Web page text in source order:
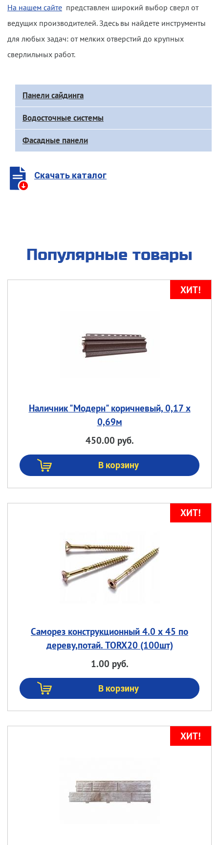
На нашем сайте представлен широкий выбор сверл от
ведущих производителей. Здесь вы найдете инструменты
для любых задач: от мелких отверстий до крупных
сверлильных работ.
Доп
меню
каталога
Панели сайдинга
Водосточные системы
Фасадные панели
Скачать каталог
Популярные товары
Наличник "Модерн" коричневый, 0,17 х
0,69м
450.00 руб.
Саморез конструкционный 4.0 х 45 по
дереву,потай. TORX20 (100шт)
1.00 руб.